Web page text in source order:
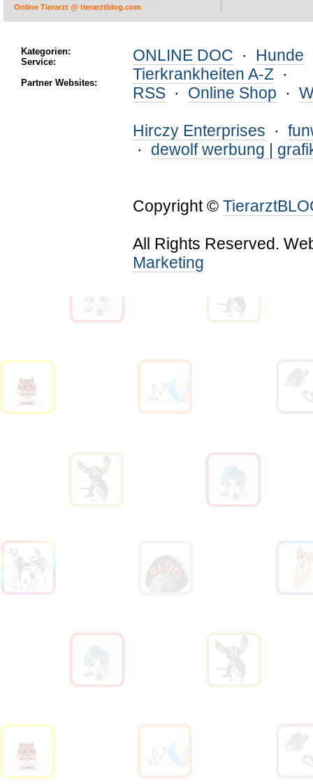
Online Tierarzt @ tierarztblog.com
Kategorien:
Service:
Partner Websites:
ONLINE DOC · Hunde
Tierkrankheiten A-Z ·
RSS · Online Shop ·
Hirczy Enterprises ·
· dewolf werbung |
Copyright ©
All Rights Reserved.
Marketing